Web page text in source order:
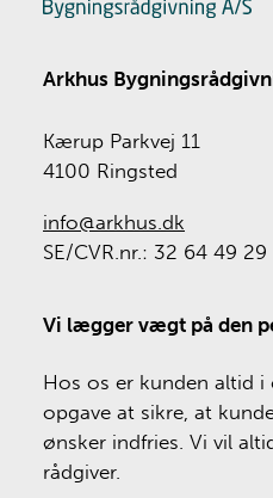
Arkhus
Kærup Parkvej 11
4100 Ringsted
info@arkhus.dk
SE/CVR.nr.: 32 64 49 29
Vi lægger vægt på den
Hos os er kunden altid i
opgave at sikre, at
ønsker indfries. Vi vil
rådgiver.